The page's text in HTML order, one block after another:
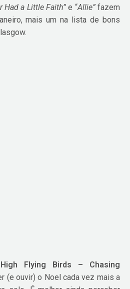
Had a Little Faith”e “Allie”fazem
mais um na lista de bons
Flying Birds – Chasing
(e ouvir) o Noel cada vez mais a